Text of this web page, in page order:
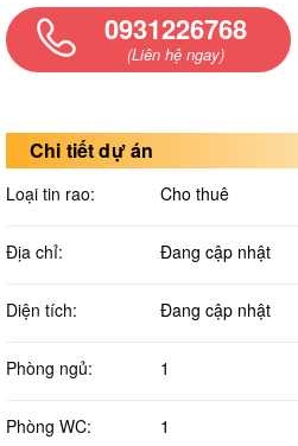
0931226768
(Liên hệ ngay)
Chi tiết dự án
Loại tin rao: Cho thuê
Địa chỉ: Đang cập nhật
Diện tích: Đang cập nhật
Phòng ngủ: 1
Phòng WC: 1